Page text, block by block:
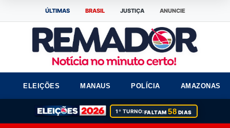
ÚLTIMAS BRASIL JUSTIÇA ANUNCIE
ELEIÇÕES MANAUS POLÍCIA AMAZONAS
1º TURNO:FALTAM58 DIAS